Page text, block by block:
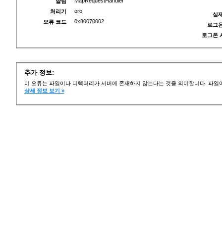
처리기
oro
오류 코드
0x80070002
실
로그
로그온
추가 정보:
이 오류는 파일이나 디렉터리가 서버에 존재하지 않는다는 것을 의미합니다. 파
상세 정보 보기 »